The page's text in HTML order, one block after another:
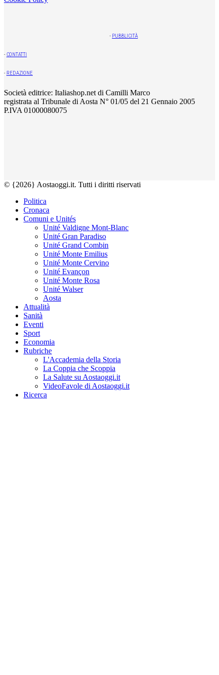
- PUBBLICITÀ
- CONTATTI
- REDAZIONE
Società editrice: Italiashop.net di Camilli Marco
registrata al Tribunale di Aosta N° 01/05 del 21 Gennaio 2005
P.IVA 01000080075
© {2026} Aostaoggi.it. Tutti i diritti riservati
Politica
Cronaca
Comuni e Unités
Unité Valdigne Mont-Blanc
Unité Gran Paradiso
Unité Grand Combin
Unité Monte Emilius
Unité Monte Cervino
Unité Evançon
Unité Monte Rosa
Unité Walser
Aosta
Attualità
Sanità
Eventi
Sport
Economia
Rubriche
L'Accademia della Storia
La Coppia che Scoppia
La Salute su Aostaoggi.it
VideoFavole di Aostaoggi.it
Ricerca